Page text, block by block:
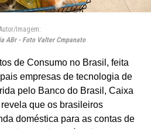
Imagem:
ABr - Foto Valter Cmpanato
de Consumo no Brasil, feita
empresas de tecnologia de
pelo Banco do Brasil, Caixa
que os brasileiros
doméstica para as contas de